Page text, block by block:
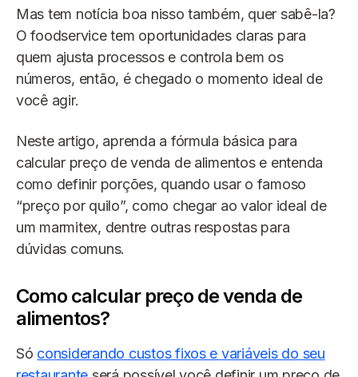
Mas tem notícia boa nisso também, quer sabê-la?
O foodservice tem oportunidades claras para
quem ajusta processos e controla bem os
números, então, é chegado o momento ideal de
você agir.
Neste artigo, aprenda a fórmula básica para
calcular preço de venda de alimentos e entenda
como definir porções, quando usar o famoso
“preço por quilo”, como chegar ao valor ideal de
um marmitex, dentre outras respostas para
dúvidas comuns.
Como calcular preço de venda de
alimentos?
Só considerando custos fixos e variáveis do seu